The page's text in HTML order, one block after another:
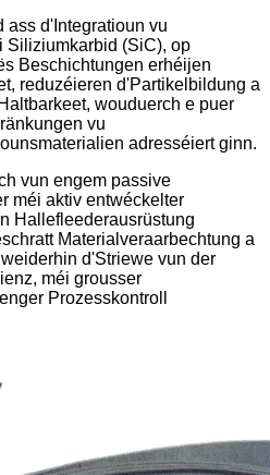
ass d'Integratioun vu
Siliziumkarbid (SiC), op
Beschichtungen erhéijen
reduzéieren d'Partikelbildung a
wouduerch e puer
vu
adresséiert ginn.
vun engem passive
méi aktiv entwéckelter
Hallefleederausrüstung
Materialveraarbechtung a
d'Striewe vun der
méi grousser
Prozesskontroll